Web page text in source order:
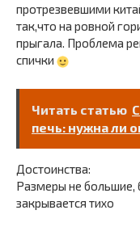
протрезвевшими
так,что на ровной
прыгала. Проблема
спички
Читать статью
печь: нужна ли
Достоинства:
Размеры не большие,
закрывается тихо